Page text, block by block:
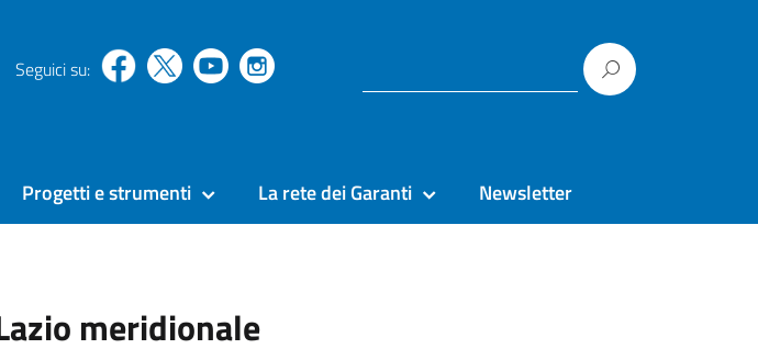
Seguici su:
Progetti e strumenti La rete dei Garanti Newsletter
meridionale